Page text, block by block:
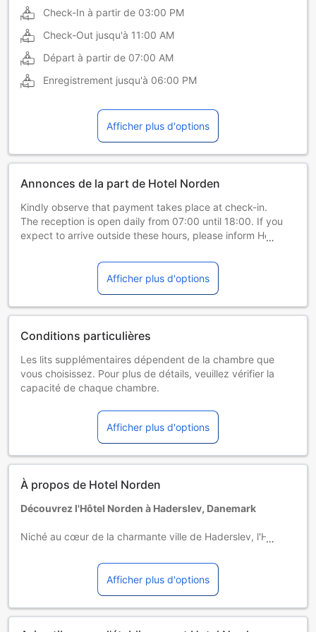
Check-In à partir de 03:00 PM
Check-Out jusqu'à 11:00 AM
Départ à partir de 07:00 AM
Enregistrement jusqu'à 06:00 PM
Afficher plus d'options
Annonces de la part de Hotel Norden
Kindly observe that payment takes place at check-in.
The reception is open daily from 07:00 until 18:00. If you
expect to arrive outside these hours, please inform Hotel
Afficher plus d'options
Conditions particulières
Les lits supplémentaires dépendent de la chambre que
vous choisissez. Pour plus de détails, veuillez vérifier la
capacité de chaque chambre.
peuvent s'appliquer si vous réservez plus de 5 chambres
Afficher plus d'options
À propos de Hotel Norden
Découvrez l'Hôtel Norden à Haderslev, Danemark
Niché au cœur de la charmante ville de Haderslev, l'Hôtel
moderne et hospitalité chaleureuse. Idéalement situé, cet
hôtel est le point de départ parfait pour explorer les
merveilles de la région, tout en offrant un refuge paisible
après une journée d'aventures. Avec une atmosphère
accueillante et des installations de qualité, l'Hôtel Norden
Afficher plus d'options